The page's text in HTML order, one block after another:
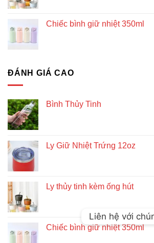
Chiếc bình giữ nhiệt 350ml
ĐÁNH GIÁ CAO
Bình Thủy Tinh
Ly Giữ Nhiệt Trứng 12oz
Ly thủy tinh kèm ống hút
Chiếc bình giữ nhiệt 350ml
Liên hệ với